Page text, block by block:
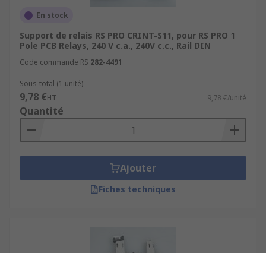
En stock
Support de relais RS PRO CRINT-S11, pour RS PRO 1
Pole PCB Relays, 240 V c.a., 240V c.c., Rail DIN
Code commande RS 282-4491
Sous-total (1 unité)
9,78 €HT 9,78 €/unité
Quantité
Ajouter
Fiches techniques